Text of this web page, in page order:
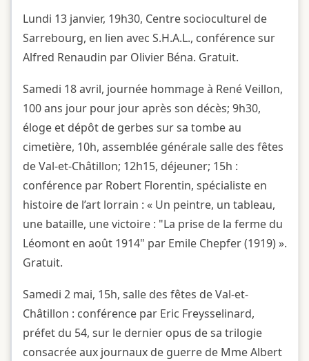
Lundi 13 janvier, 19h30, Centre socioculturel de
Sarrebourg, en lien avec S.H.A.L., conférence sur
Alfred Renaudin par Olivier Béna. Gratuit.
Samedi 18 avril, journée hommage à René Veillon,
100 ans jour pour jour après son décès; 9h30,
éloge et dépôt de gerbes sur sa tombe au
cimetière, 10h, assemblée générale salle des fêtes
de Val-et-Châtillon; 12h15, déjeuner; 15h :
conférence par Robert Florentin, spécialiste en
histoire de l’art lorrain : « Un peintre, un tableau,
une bataille, une victoire : "La prise de la ferme du
Léomont en août 1914" par Emile Chepfer (1919) ».
Gratuit.
Samedi 2 mai, 15h, salle des fêtes de Val-et-
Châtillon : conférence par Eric Freysselinard,
préfet du 54, sur le dernier opus de sa trilogie
consacrée aux journaux de guerre de Mme Albert